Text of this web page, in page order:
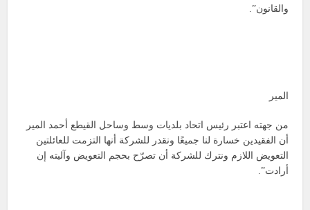
والقانون”.
المير
من جهته اعتبر رئيس اتحاد بلديات وسط وساحل القيطع أحمد المير
أن الفقيدين خسارة لنا جميعًا ونقدر للشركة أنها التزمت للعائلتين
التعويض اللازم ونترك للشركة أن تصرّح بحجم التعويض وآليته إن
أرادت”.